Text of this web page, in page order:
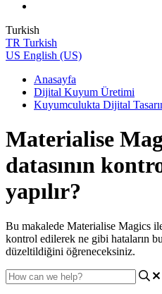
Turkish
TR Turkish
US English (US)
Anasayfa
Dijital Kuyum Üretimi
Kuyumculukta Dijital
Materialise
datasının
yapılır?
Bu makalede Materialise Magics
kontrol edilerek ne gibi hataların
düzeltildiğini öğreneceksiniz.